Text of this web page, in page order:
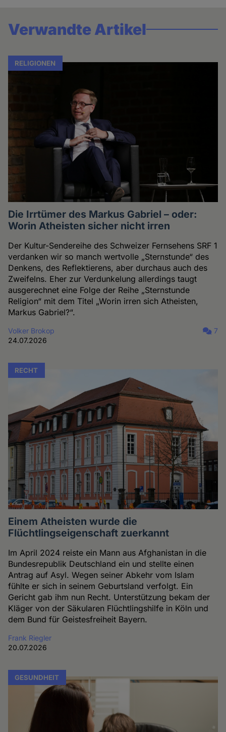
Verwandte Artikel
RELIGIONEN
Die Irrtümer des Markus Gabriel – oder:
Worin Atheisten sicher nicht irren
Der Kultur-Sendereihe des Schweizer Fernsehens SRF 1
verdanken wir so manch wertvolle „Sternstunde“ des
Denkens, des Reflektierens, aber durchaus auch des
Zweifelns. Eher zur Verdunkelung allerdings taugt
ausgerechnet eine Folge der Reihe „Sternstunde
Religion“ mit dem Titel „Worin irren sich Atheisten,
Markus Gabriel?“.
Volker Brokop
24.07.2026
7
RECHT
Einem Atheisten wurde die
Flüchtlingseigenschaft zuerkannt
Im April 2024 reiste ein Mann aus Afghanistan in die
Bundesrepublik Deutschland ein und stellte einen
Antrag auf Asyl. Wegen seiner Abkehr vom Islam
fühlte er sich in seinem Geburtsland verfolgt. Ein
Gericht gab ihm nun Recht. Unterstützung bekam der
Kläger von der Säkularen Flüchtlingshilfe in Köln und
dem Bund für Geistesfreiheit Bayern.
Frank Riegler
20.07.2026
GESUNDHEIT